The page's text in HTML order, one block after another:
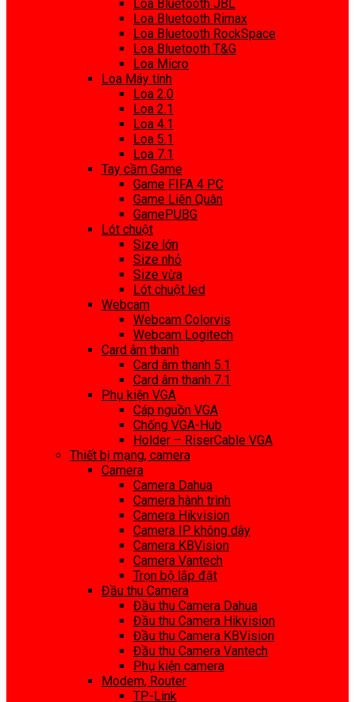
Loa Bluetooth JBL
Loa Bluetooth Rimax
Loa Bluetooth RockSpace
Loa Bluetooth T&G
Loa Micro
Loa Máy tính
Loa 2.0
Loa 2.1
Loa 4.1
Loa 5.1
Loa 7.1
Tay cầm Game
Game FIFA 4 PC
Game Liên Quân
GamePUBG
Lót chuột
Size lớn
Size nhỏ
Size vừa
Lót chuột led
Webcam
Webcam Colorvis
Webcam Logitech
Card âm thanh
Card âm thanh 5.1
Card âm thanh 7.1
Phụ kiện VGA
Cáp nguồn VGA
Chống VGA-Hub
Holder – RiserCable VGA
Thiết bị mạng, camera
Camera
Camera Dahua
Camera hành trình
Camera Hikvision
Camera IP không dây
Camera KBVision
Camera Vantech
Trọn bộ lắp đặt
Đầu thu Camera
Đầu thu Camera Dahua
Đầu thu Camera Hikvision
Đầu thu Camera KBVision
Đầu thu Camera Vantech
Phụ kiện camera
Modem, Router
TP-Link